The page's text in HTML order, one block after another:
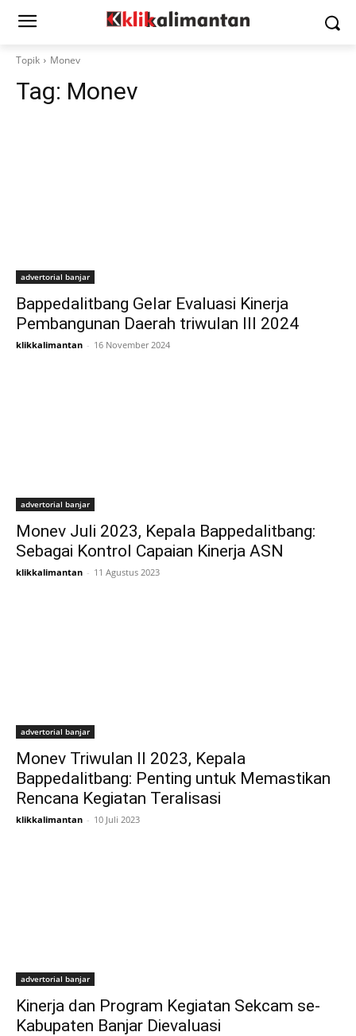
Topik Monev
Tag: Monev
advertorial banjar
Bappedalitbang Gelar Evaluasi Kinerja
Pembangunan Daerah triwulan III 2024
klikkalimantan - 16 November 2024
advertorial banjar
Monev Juli 2023, Kepala Bappedalitbang:
Sebagai Kontrol Capaian Kinerja ASN
klikkalimantan - 11 Agustus 2023
advertorial banjar
Monev Triwulan II 2023, Kepala
Bappedalitbang: Penting untuk Memastikan
Rencana Kegiatan Teralisasi
klikkalimantan - 10 Juli 2023
advertorial banjar
Kinerja dan Program Kegiatan Sekcam se-
Kabupaten Banjar Dievaluasi